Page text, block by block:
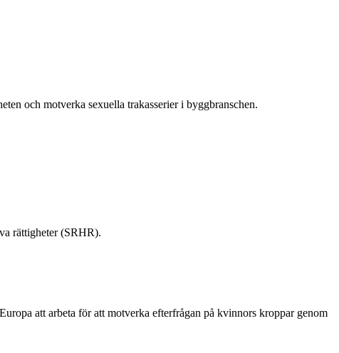
och motverka sexuella trakasserier i byggbranschen.
rättigheter (SRHR).
att arbeta för att motverka efterfrågan på kvinnors kroppar genom